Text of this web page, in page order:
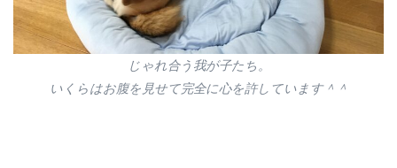
じゃれ合う我が子たち。
いくらはお腹を見せて完全に心を許しています＾＾